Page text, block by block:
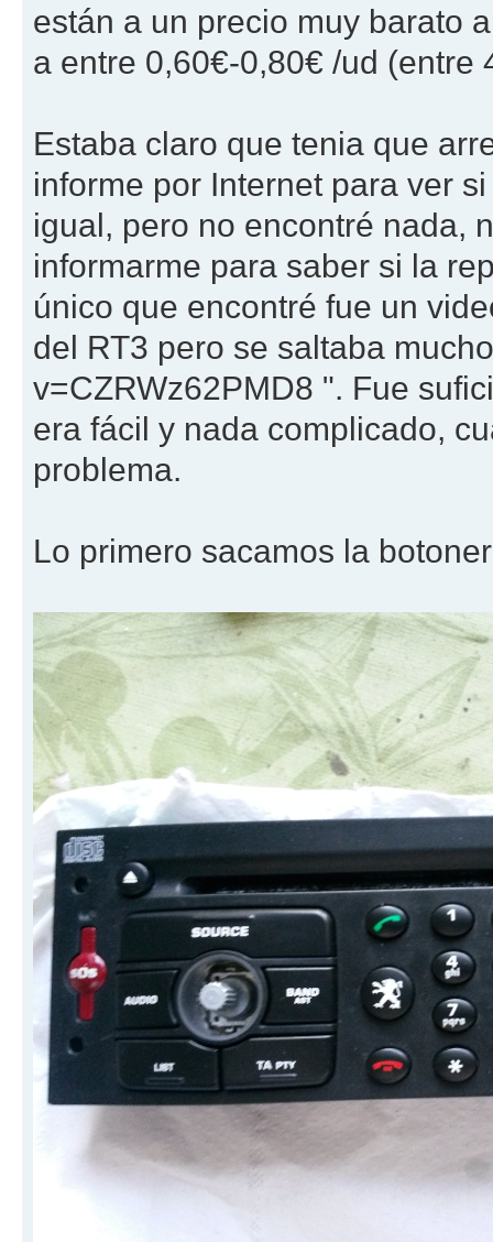
están a un precio muy barato
a entre 0,60€-0,80€ /ud (entre
Estaba claro que tenia que
informe por Internet para ver
igual, pero no encontré nada,
informarme para saber si la
único que encontré fue un
del RT3 pero se saltaba
v=CZRWz62PMD8 ". Fue
era fácil y nada complicado,
problema.
Lo primero sacamos la